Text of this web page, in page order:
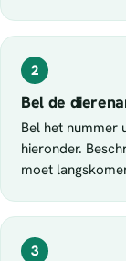
2
Bel de
Bel het nummer
hieronder.
moet
3